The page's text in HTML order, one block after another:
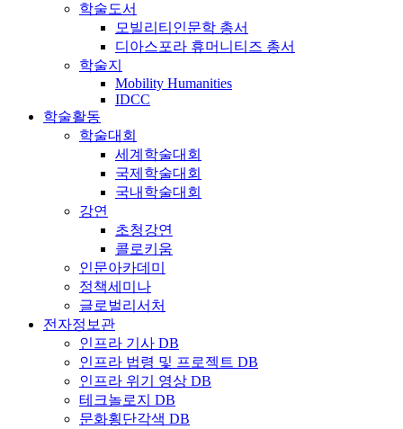
학술도서
모빌리티인문학 총서
디아스포라 휴머니티즈 총서
학술지
Mobility Humanities
IDCC
학술활동
학술대회
세계학술대회
국제학술대회
국내학술대회
강연
초청강연
콜로키움
인문아카데미
정책세미나
글로벌리서처
전자정보관
인프라 기사 DB
인프라 법령 및 프로젝트 DB
인프라 위기 영상 DB
테크놀로지 DB
문화횡단각색 DB